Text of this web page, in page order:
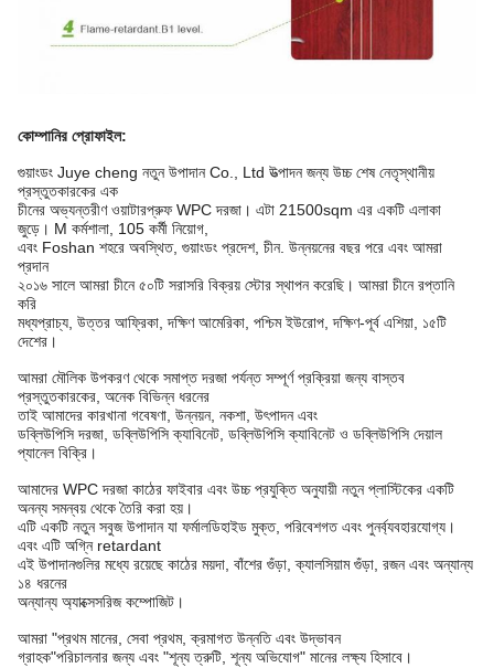
কোম্পানির প্রোফাইল:
গুয়াংডং Juye cheng নতুন উপাদান Co., Ltd উত্পাদন জন্য উচ্চ শেষ নেতৃস্থানীয়
প্রস্তুতকারকের এক
চীনের অভ্যন্তরীণ ওয়াটারপ্রুফ WPC দরজা। এটা 21500sqm এর একটি এলাকা
জুড়ে। M কর্মশালা, 105 কর্মী নিয়োগ,
এবং Foshan শহরে অবস্থিত, গুয়াংডং প্রদেশ, চীন. উন্নয়নের বছর পরে এবং আমরা
প্রদান
২০১৬ সালে আমরা চীনে ৫০টি সরাসরি বিক্রয় স্টোর স্থাপন করেছি। আমরা চীনে রপ্তানি
করি
মধ্যপ্রাচ্য, উত্তর আফ্রিকা, দক্ষিণ আমেরিকা, পশ্চিম ইউরোপ, দক্ষিণ-পূর্ব এশিয়া, ১৫টি
দেশের।
আমরা মৌলিক উপকরণ থেকে সমাপ্ত দরজা পর্যন্ত সম্পূর্ণ প্রক্রিয়া জন্য বাস্তব
প্রস্তুতকারকের, অনেক বিভিন্ন ধরনের
তাই আমাদের কারখানা গবেষণা, উন্নয়ন, নকশা, উৎপাদন এবং
ডব্লিউপিসি দরজা, ডব্লিউপিসি ক্যাবিনেট, ডব্লিউপিসি ক্যাবিনেট ও ডব্লিউপিসি দেয়াল
প্যানেল বিক্রি।
আমাদের WPC দরজা কাঠের ফাইবার এবং উচ্চ প্রযুক্তি অনুযায়ী নতুন প্লাস্টিকের একটি
অনন্য সমন্বয় থেকে তৈরি করা হয়।
এটি একটি নতুন সবুজ উপাদান যা ফর্মালডিহাইড মুক্ত, পরিবেশগত এবং পুনর্ব্যবহারযোগ্য।
এবং এটি অগ্নি retardant
এই উপাদানগুলির মধ্যে রয়েছে কাঠের ময়দা, বাঁশের গুঁড়া, ক্যালসিয়াম গুঁড়া, রজন এবং অন্যান্য
১৪ ধরনের
অন্যান্য অ্যাক্সেসরিজ কম্পোজিট।
আমরা "প্রথম মানের, সেবা প্রথম, ক্রমাগত উন্নতি এবং উদ্ভাবন
গ্রাহক"পরিচালনার জন্য এবং "শূন্য ত্রুটি, শূন্য অভিযোগ" মানের লক্ষ্য হিসাবে।